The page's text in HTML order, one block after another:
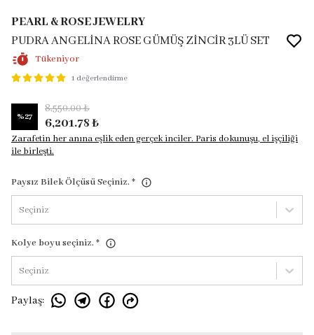
PEARL & ROSE JEWELRY
PUDRA ANGELİNA ROSE GÜMÜŞ ZİNCİR 3LÜ SET
Tükeniyor
1 değerlendirme
%27
8,550.00 ₺
6,201.78 ₺
Zarafetin her anına eşlik eden gerçek inciler. Paris dokunuşu, el işçiliği
ile birleşti.
Paysız Bilek Ölçüsü Seçiniz. *
Seçiniz
Kolye boyu seçiniz. *
Seçiniz
Paylaş: